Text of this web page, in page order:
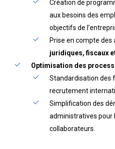
Création de
aux besoins des
objectifs de
Prise en compte des
juridiques, fiscaux
Optimisation des
Standardisation des
recrutement
Simplification des
administratives pour
collaborateurs.